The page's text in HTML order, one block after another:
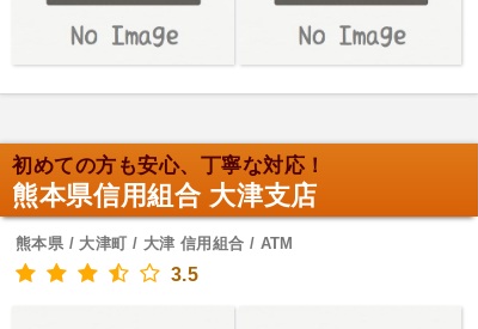
初めての方も安心、丁寧な対応！
熊本県信用組合 大津支店
熊本県 / 大津町 / 大津 信用組合 / ATM
3.5